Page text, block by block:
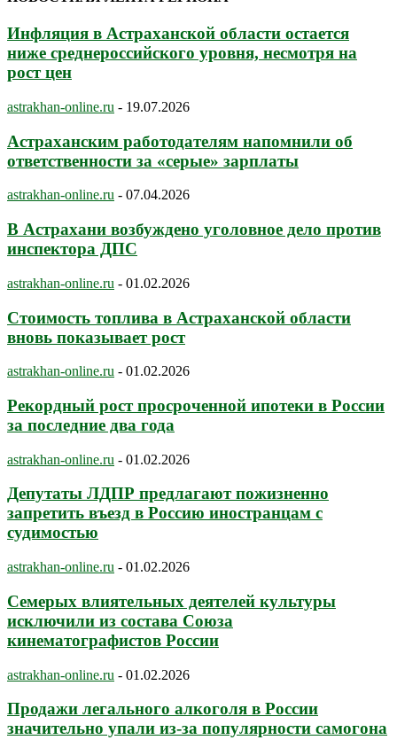
Инфляция в Астраханской области остается
ниже среднероссийского уровня, несмотря на
рост цен
astrakhan-online.ru - 19.07.2026
Астраханским работодателям напомнили об
ответственности за «серые» зарплаты
astrakhan-online.ru - 07.04.2026
В Астрахани возбуждено уголовное дело против
инспектора ДПС
astrakhan-online.ru - 01.02.2026
Стоимость топлива в Астраханской области
вновь показывает рост
astrakhan-online.ru - 01.02.2026
Рекордный рост просроченной ипотеки в России
за последние два года
astrakhan-online.ru - 01.02.2026
Депутаты ЛДПР предлагают пожизненно
запретить въезд в Россию иностранцам с
судимостью
astrakhan-online.ru - 01.02.2026
Семерых влиятельных деятелей культуры
исключили из состава Союза
кинематографистов России
astrakhan-online.ru - 01.02.2026
Продажи легального алкоголя в России
значительно упали из-за популярности самогона